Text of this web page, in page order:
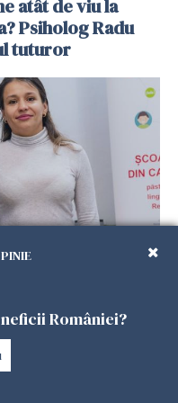
atât de viu la
Psiholog Radu
tuturor
gândesc să
României?